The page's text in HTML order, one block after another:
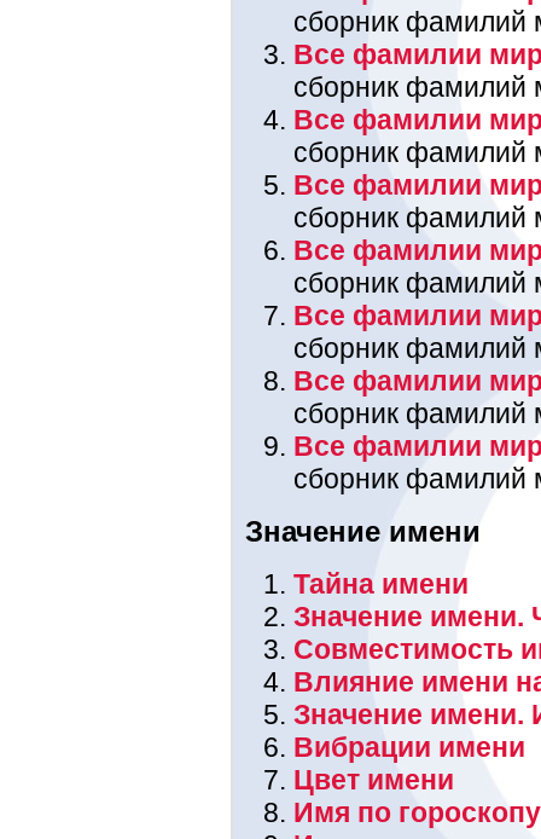
сборник фамилий
Все фамилии
сборник фамилий
Все фамилии
сборник фамилий
Все фамилии
сборник фамилий
Все фамилии
сборник фамилий
Все фамилии
сборник фамилий
Все фамилии
сборник фамилий
Все фамилии
сборник фамилий
Значение имени
Тайна имени
Значение имени.
Совместимость
Влияние имени
Значение имени.
Вибрации имени
Цвет имени
Имя по гороскопу